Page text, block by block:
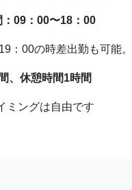
09：00〜18：00
：00の時差出勤も可能
、休憩時間1時間
ミングは自由です